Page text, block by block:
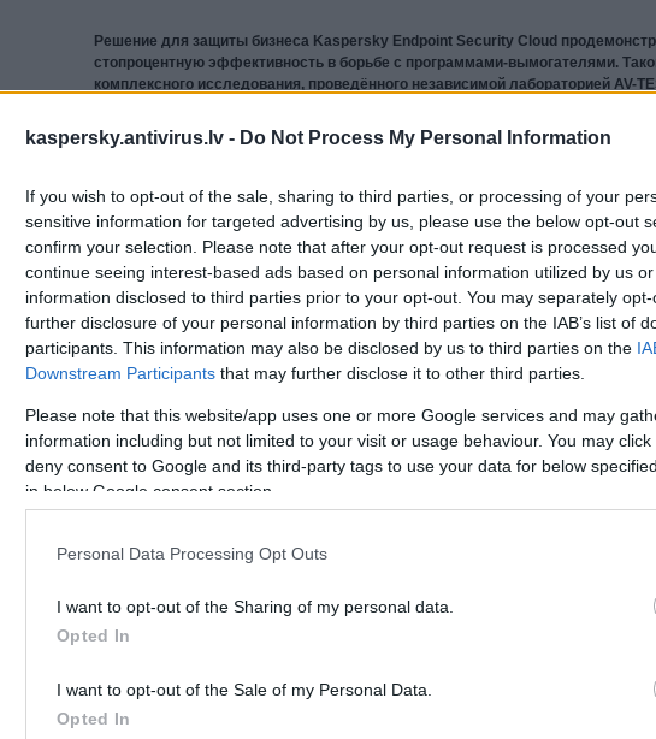
kaspersky.antivirus.lv - Do Not Process My Personal Information
If you wish to opt-out of the sale, sharing to third parties, or processing of your
sensitive information for targeted advertising by us, please use the below opt-out
confirm your selection. Please note that after your opt-out request is processed
continue seeing interest-based ads based on personal information utilized by us
information disclosed to third parties prior to your opt-out. You may separately
further disclosure of your personal information by third parties on the IAB’s list of
participants. This information may also be disclosed by us to third parties on the
Downstream Participants that may further disclose it to other third parties.
Please note that this website/app uses one or more Google services and may
information including but not limited to your visit or usage behaviour. You may
deny consent to Google and its third-party tags to use your data for below
in below Google consent section.
Personal Data Processing Opt Outs
I want to opt-out of the Sharing of my personal data.
Opted In
I want to opt-out of the Sale of my Personal Data.
Opted In
Решение для защиты бизнеса Kaspersky Endpoint Security Cloud
стопроцентную эффективность в борьбе с программами-вымогателями.
комплексного исследования, проведённого независимой лабораторией AV-
смогло повторить этот результат.
программ-вымогателей. Попадая в систему, такие зловреды очень быстро
одного устройства к другому, а процесс восстановления файлов может
того, некоторые данные и вовсе невозможно восстановить, а злоумышленники
информацию.
В ходе исследования лаборатория AV-TEST изучила, как 11 защитных решений
атаки распространённых шифровальщиков на файлы, хранящиеся в
атаки распространённых шифровальщиков на файлы, хранящиеся в
атаки созданных сложных шифровальщиков на файлы, хранящиеся в
В качестве критерия оценки эффективности защиты применялись следующие
задетектировать активность зловреда и его файлы, заблокировать их,
устранить угрозу из защищённой системы. В тесте использовались образцы 21
числе REvil, Ryuk, Conti, Lockbit, pysa, Ragnarlocker, Ransomexx. При этом в 14
уникальные техники шифрования, которые хотя и известны технически, но
Решение Kaspersky Endpoint Security Cloud заблокировало 100% атак во всех
один из файлов и удалив все вредоносные объекты из защищаемой системы.
свою ценность для бизнеса. Он способен обеспечивать безопасность
которые непосредственно идёт атака, так и в скомпрометированных папках для